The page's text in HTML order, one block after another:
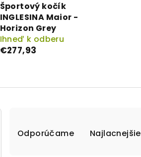
Športový kočík
INGLESINA Maior -
Horizon Grey
Ihneď k odberu
€277,93
Odporúčame Najlacnejšie